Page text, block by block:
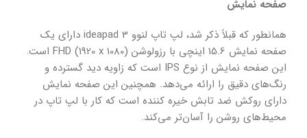
صفحه نمایش
همانطور که قبلاً ذکر شد، لپ تاپ لنوو ideapad 3 دارای یک
صفحه نمایش 15.6 اینچی با رزولوشن FHD (1920 x 1080) است.
این صفحه نمایش از نوع IPS است که زاویه دید گسترده و
رنگ‌های دقیق را ارائه می‌دهد. همچنین این صفحه نمایش
دارای روکش ضد تابش خیره کننده است که کار با لپ تاپ در
محیط‌های روشن را آسان‌تر می‌کند.